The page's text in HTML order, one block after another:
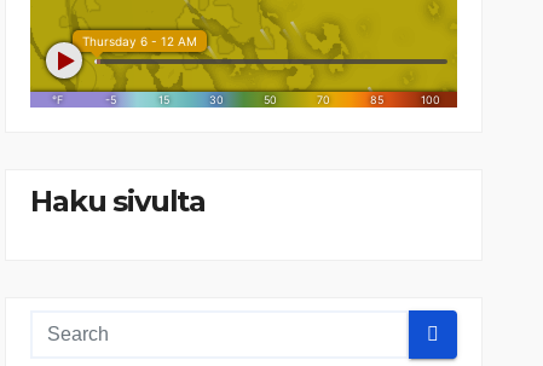
Haku sivulta